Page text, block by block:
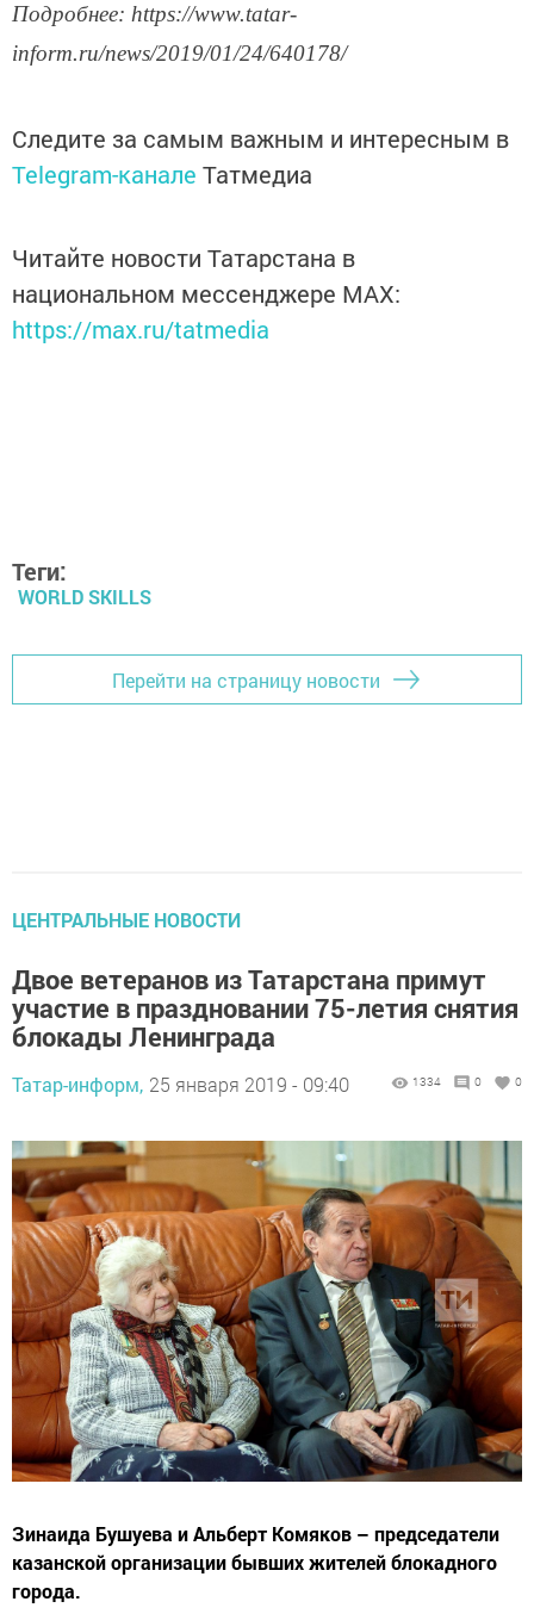
Подробнее: https://www.tatar-
inform.ru/news/2019/01/24/640178/
Следите за самым важным и интересным в
Telegram-канале Татмедиа
Читайте новости Татарстана в
национальном мессенджере MАХ:
https://max.ru/tatmedia
Теги:
WORLD SKILLS
Перейти на страницу новости
ЦЕНТРАЛЬНЫЕ НОВОСТИ
Двое ветеранов из Татарстана примут
участие в праздновании 75-летия снятия
блокады Ленинграда
Татар-информ, 25 января 2019 - 09:40 1334 0 0
Зинаида Бушуева и Альберт Комяков – председатели
казанской организации бывших жителей блокадного
города.